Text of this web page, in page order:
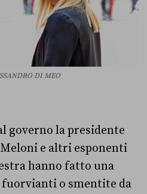
DI MEO
governo la presidente
e altri esponenti
hanno fatto una
o smentite da